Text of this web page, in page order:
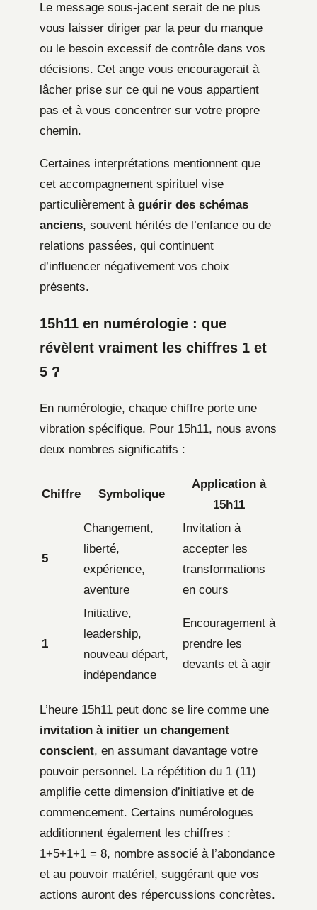
Le message sous-jacent serait de ne plus
vous laisser diriger par la peur du manque
ou le besoin excessif de contrôle dans vos
décisions. Cet ange vous encouragerait à
lâcher prise sur ce qui ne vous appartient
pas et à vous concentrer sur votre propre
chemin.
Certaines interprétations mentionnent que
cet accompagnement spirituel vise
particulièrement à guérir des schémas
anciens, souvent hérités de l’enfance ou de
relations passées, qui continuent
d’influencer négativement vos choix
présents.
15h11 en numérologie : que
révèlent vraiment les chiffres 1 et
5 ?
En numérologie, chaque chiffre porte une
vibration spécifique. Pour 15h11, nous avons
deux nombres significatifs :
Chiffre Symbolique
Application à
15h11
5
Changement,
liberté,
expérience,
aventure
Invitation à
accepter les
transformations
en cours
1
Initiative,
leadership,
nouveau départ,
indépendance
Encouragement à
prendre les
devants et à agir
L’heure 15h11 peut donc se lire comme une
invitation à initier un changement
conscient, en assumant davantage votre
pouvoir personnel. La répétition du 1 (11)
amplifie cette dimension d’initiative et de
commencement. Certains numérologues
additionnent également les chiffres :
1+5+1+1 = 8, nombre associé à l’abondance
et au pouvoir matériel, suggérant que vos
actions auront des répercussions concrètes.